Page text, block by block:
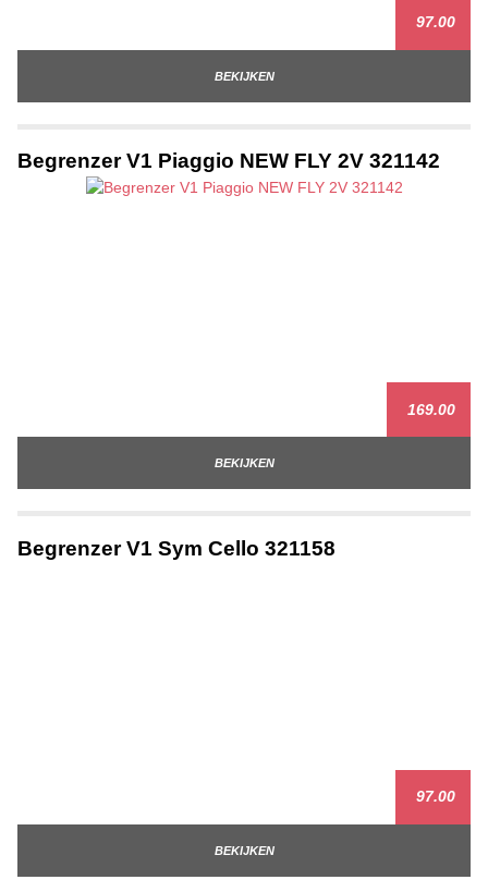
97.00
BEKIJKEN
Begrenzer V1 Piaggio NEW FLY 2V 321142
169.00
BEKIJKEN
Begrenzer V1 Sym Cello 321158
97.00
BEKIJKEN